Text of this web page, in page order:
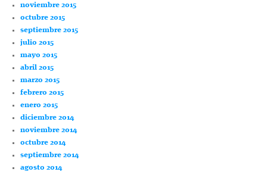
noviembre 2015
octubre 2015
septiembre 2015
julio 2015
mayo 2015
abril 2015
marzo 2015
febrero 2015
enero 2015
diciembre 2014
noviembre 2014
octubre 2014
septiembre 2014
agosto 2014